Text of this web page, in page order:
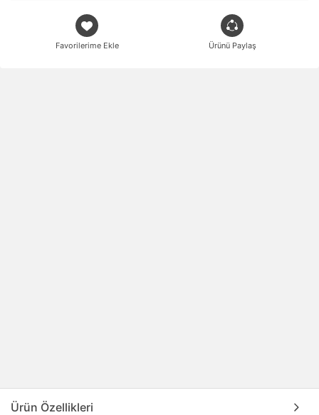
Favorilerime Ekle Ürünü Paylaş
Ürün Özellikleri